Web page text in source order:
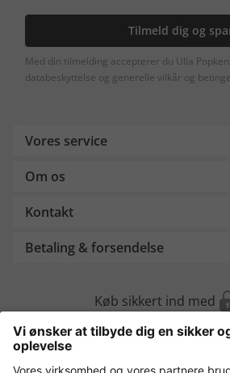
Tilmeld dig og
Med din tilmelding accepterer du Ulla
databeskyttelse og generelle vilkår og
Vores service
Om os
Kontakt
Betaling & forsendelse
Køb sikkert ind med
Flere webshops